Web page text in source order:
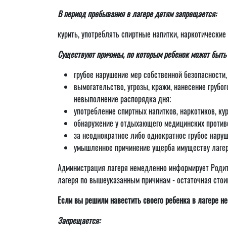
В период пребывания в лагере детям запрещается:
курить, употреблять спиртные напитки,
Существуют причины, по которым ребенок может быть
грубое нарушение мер собственной
вымогательство, угрозы, кражи, нанесение
невыполнение распорядка дня;
употребление спиртных напитков, наркотиков,
обнаружение у отдыхающего медицинских
за неоднократное либо однократное грубое
умышленное причинение ущерба имуществу
Администрация лагеря немедленно информирует
лагеря по вышеуказанным причинам - остаточная
Если вы решили навестить своего ребенка в лагере
Запрещается: